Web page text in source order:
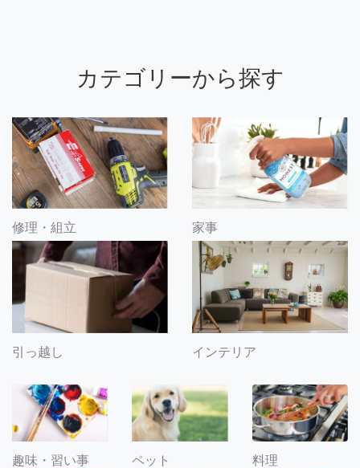
カテゴリーから探す
修理・組立 家事
引っ越し インテリア
趣味・習い事 ペット 料理